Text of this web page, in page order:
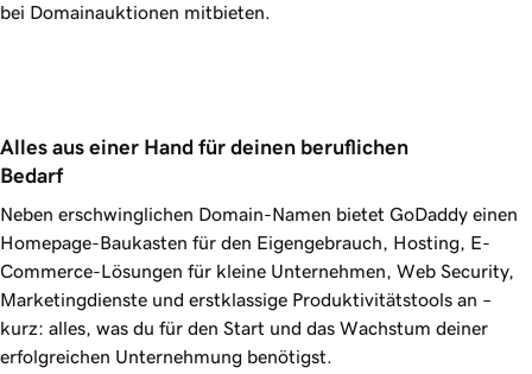
bei Domainauktionen mitbieten.
Alles aus einer Hand für deinen beruflichen
Bedarf
Neben erschwinglichen Domain-Namen bietet GoDaddy einen
Homepage-Baukasten für den Eigengebrauch, Hosting, E-
Commerce-Lösungen für kleine Unternehmen, Web Security,
Marketingdienste und erstklassige Produktivitätstools an –
kurz: alles, was du für den Start und das Wachstum deiner
erfolgreichen Unternehmung benötigst.